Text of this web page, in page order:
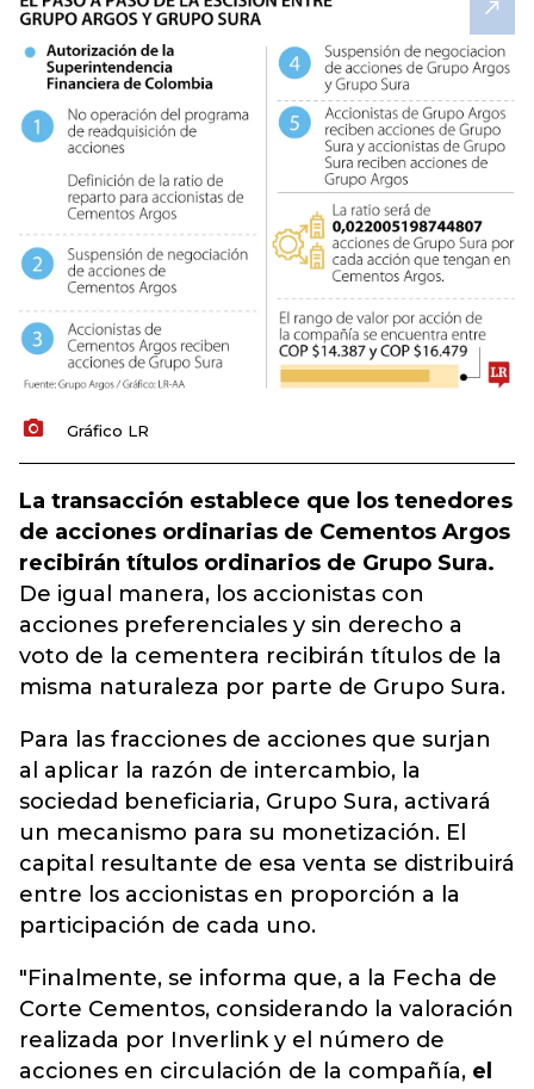
Gráfico LR
La transacción establece que los tenedores
de acciones ordinarias de Cementos Argos
recibirán títulos ordinarios de Grupo Sura.
De igual manera, los accionistas con
acciones preferenciales y sin derecho a
voto de la cementera recibirán títulos de la
misma naturaleza por parte de Grupo Sura.
Para las fracciones de acciones que surjan
al aplicar la razón de intercambio, la
sociedad beneficiaria, Grupo Sura, activará
un mecanismo para su monetización. El
capital resultante de esa venta se distribuirá
entre los accionistas en proporción a la
participación de cada uno.
"Finalmente, se informa que, a la Fecha de
Corte Cementos, considerando la valoración
realizada por Inverlink y el número de
acciones en circulación de la compañía, el